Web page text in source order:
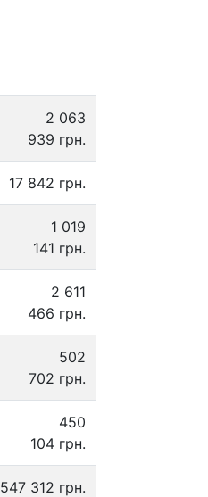
2 063
939 грн.
17 842 грн.
1 019
141 грн.
2 611
466 грн.
502
702 грн.
450
104 грн.
547 312 грн.